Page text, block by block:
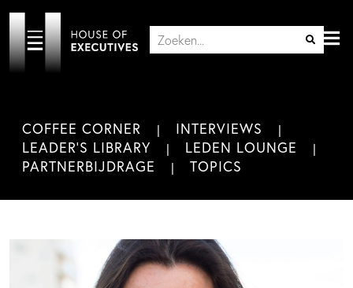
COFFEE CORNER
INTERVIEWS
LEADER'S LIBRARY
LEDEN LOUNGE
PARTNERBIJDRAGE
TOPICS